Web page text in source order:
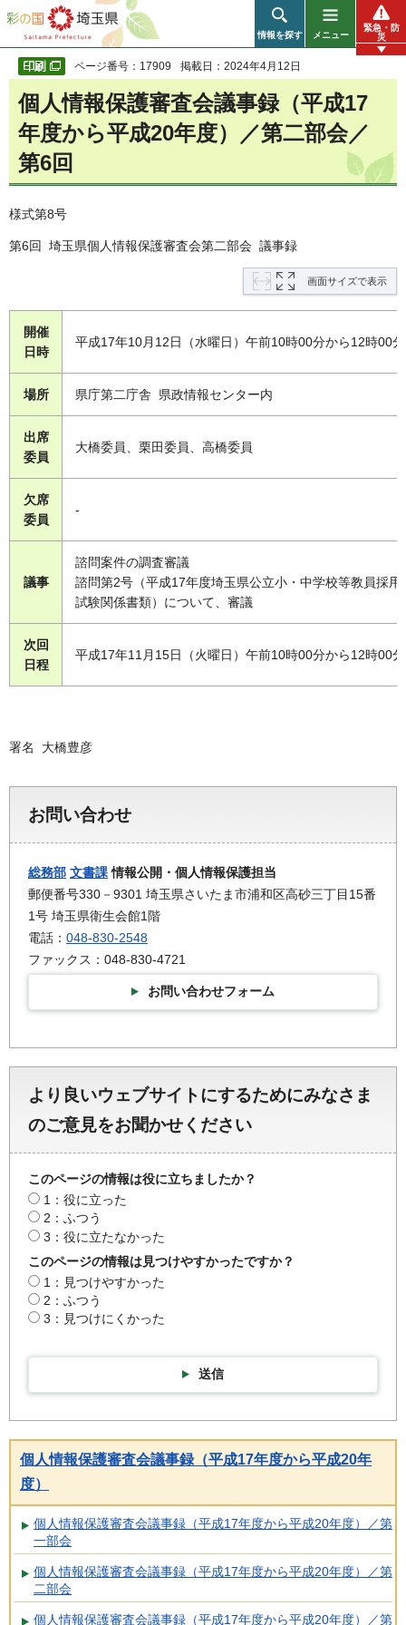
彩の国 埼玉県
情報を探す メニュー
緊急・防
災
ページ番号：17909 掲載日：2024年4月12日
個人情報保護審査会議事録（平成17
年度から平成20年度）／第二部会／
第6回
様式第8号
第6回 埼玉県個人情報保護審査会第二部会 議事録
画面サイズで表示
開催
日時
平成17年10月12日（水曜日）午前10時00分から12時00分
場所 県庁第二庁舎 県政情報センター内
出席
委員
大橋委員、栗田委員、高橋委員
欠席
委員
-
議事
諮問案件の調査審議
諮問第2号（平成17年度埼玉県公立小・中学校等教員採用
試験関係書類）について、審議
次回
日程
平成17年11月15日（火曜日）午前10時00分から12時00分
署名 大橋豊彦
お問い合わせ
総務部 文書課情報公開・個人情報保護担当
郵便番号330－9301 埼玉県さいたま市浦和区高砂三丁目15番
1号 埼玉県衛生会館1階
電話： 048-830-2548
ファックス：048-830-4721
お問い合わせフォーム
より良いウェブサイトにするためにみなさま
のご意見をお聞かせください
このページの情報は役に立ちましたか？
1：役に立った
2：ふつう
3：役に立たなかった
このページの情報は見つけやすかったですか？
1：見つけやすかった
2：ふつう
3：見つけにくかった
送信
個人情報保護審査会議事録（平成17年度から平成20年
度）
個人情報保護審査会議事録（平成17年度から平成20年度）／第
一部会
個人情報保護審査会議事録（平成17年度から平成20年度）／第
二部会
個人情報保護審査会議事録（平成17年度から平成20年度）／第